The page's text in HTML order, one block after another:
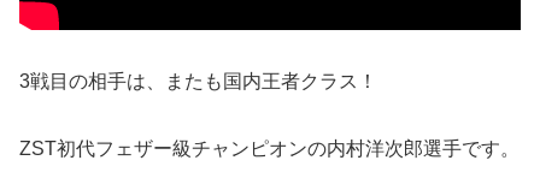
3戦目の相手は、またも国内王者クラス！
ZST初代フェザー級チャンピオンの内村洋次郎選手です。